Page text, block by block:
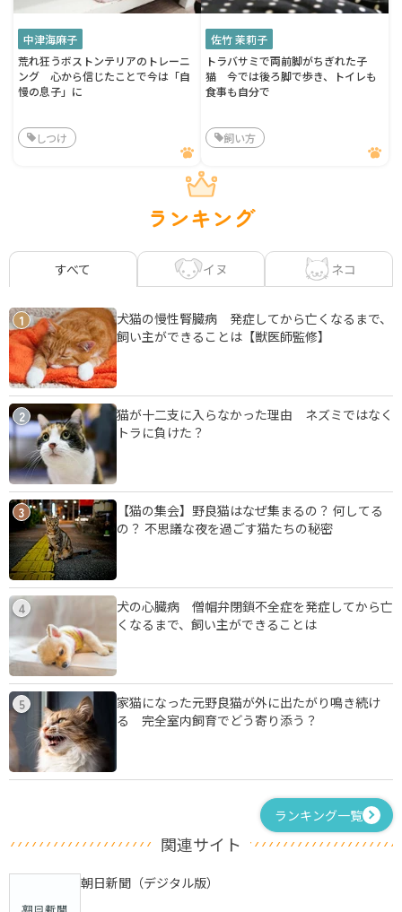
中津海麻子
荒れ狂うボストンテリアのトレーニ
ング 心から信じたことで今は「自
慢の息子」に
しつけ
佐竹 茉莉子
トラバサミで両前脚がちぎれた子
猫 今では後ろ脚で歩き、トイレも
食事も自分で
飼い方
ランキング
すべて イヌ ネコ
1
犬猫の慢性腎臓病 発症してから亡くなるまで、
飼い主ができることは【獣医師監修】
2
猫が十二支に入らなかった理由 ネズミではなく
トラに負けた？
3
【猫の集会】野良猫はなぜ集まるの？ 何してる
の？ 不思議な夜を過ごす猫たちの秘密
4
犬の心臓病 僧帽弁閉鎖不全症を発症してから亡
くなるまで、飼い主ができることは
5
家猫になった元野良猫が外に出たがり鳴き続け
る 完全室内飼育でどう寄り添う？
ランキング一覧
関連サイト
朝日新聞（デジタル版）